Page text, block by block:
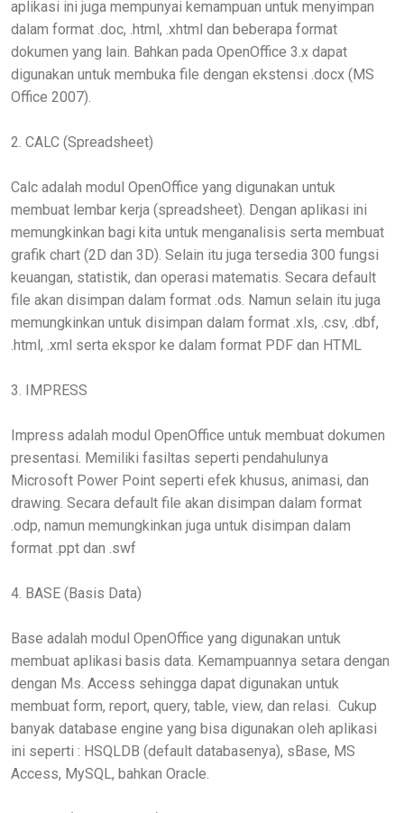
aplikasi ini juga mempunyai kemampuan untuk menyimpan
dalam format .doc, .html, .xhtml dan beberapa format
dokumen yang lain. Bahkan pada OpenOffice 3.x dapat
digunakan untuk membuka file dengan ekstensi .docx (MS
Office 2007).
2. CALC (Spreadsheet)
Calc adalah modul OpenOffice yang digunakan untuk
membuat lembar kerja (spreadsheet). Dengan aplikasi ini
memungkinkan bagi kita untuk menganalisis serta membuat
grafik chart (2D dan 3D). Selain itu juga tersedia 300 fungsi
keuangan, statistik, dan operasi matematis. Secara default
file akan disimpan dalam format .ods. Namun selain itu juga
memungkinkan untuk disimpan dalam format .xls, .csv, .dbf,
.html, .xml serta ekspor ke dalam format PDF dan HTML
3. IMPRESS
Impress adalah modul OpenOffice untuk membuat dokumen
presentasi. Memiliki fasiltas seperti pendahulunya
Microsoft Power Point seperti efek khusus, animasi, dan
drawing. Secara default file akan disimpan dalam format
.odp, namun memungkinkan juga untuk disimpan dalam
format .ppt dan .swf
4. BASE (Basis Data)
Base adalah modul OpenOffice yang digunakan untuk
membuat aplikasi basis data. Kemampuannya setara dengan
dengan Ms. Access sehingga dapat digunakan untuk
membuat form, report, query, table, view, dan relasi. Cukup
banyak database engine yang bisa digunakan oleh aplikasi
ini seperti : HSQLDB (default databasenya), sBase, MS
Access, MySQL, bahkan Oracle.